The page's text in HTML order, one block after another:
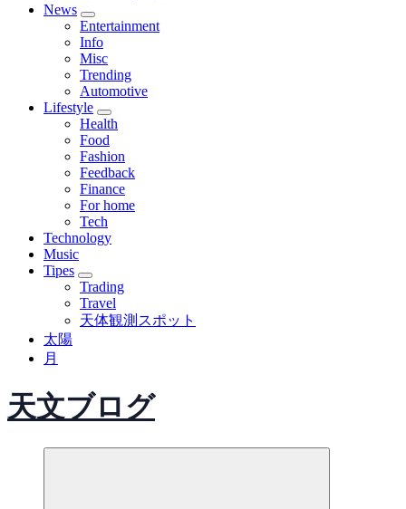
News
Entertainment
Info
Misc
Trending
Automotive
Lifestyle
Health
Food
Fashion
Feedback
Finance
For home
Tech
Technology
Music
Tipes
Trading
Travel
天体観測スポット
太陽
月
天文ブログ